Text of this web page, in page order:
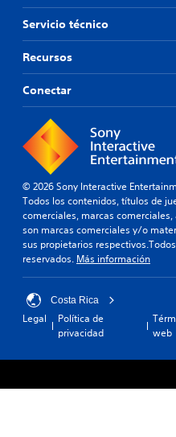
Servicio técnico
Recursos
Conectar
© 2026 Sony Interactive
Todos los contenidos, títulos de
comerciales, marcas
son marcas comerciales y/o
sus propietarios
reservados. Más información
Costa Rica
Legal
Política de
privacidad
web